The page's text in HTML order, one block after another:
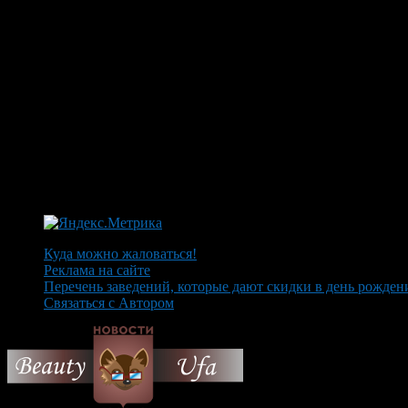
Куда можно жаловаться!
Реклама на сайте
Перечень заведений, которые дают скидки в день
Связаться с Автором